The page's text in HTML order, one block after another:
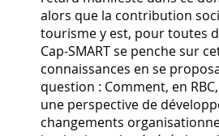
alors que la contribution
tourisme y est, pour toutes
Cap-SMART se penche sur
connaissances en se
question : Comment, en
une perspective de
changements